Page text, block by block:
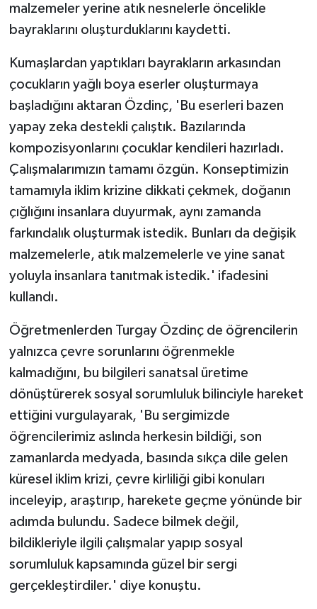
malzemeler yerine atık nesnelerle öncelikle
bayraklarını oluşturduklarını kaydetti.
Kumaşlardan yaptıkları bayrakların arkasından
çocukların yağlı boya eserler oluşturmaya
başladığını aktaran Özdinç, 'Bu eserleri bazen
yapay zeka destekli çalıştık. Bazılarında
kompozisyonlarını çocuklar kendileri hazırladı.
Çalışmalarımızın tamamı özgün. Konseptimizin
tamamıyla iklim krizine dikkati çekmek, doğanın
çığlığını insanlara duyurmak, aynı zamanda
farkındalık oluşturmak istedik. Bunları da değişik
malzemelerle, atık malzemelerle ve yine sanat
yoluyla insanlara tanıtmak istedik.' ifadesini
kullandı.
Öğretmenlerden Turgay Özdinç de öğrencilerin
yalnızca çevre sorunlarını öğrenmekle
kalmadığını, bu bilgileri sanatsal üretime
dönüştürerek sosyal sorumluluk bilinciyle hareket
ettiğini vurgulayarak, 'Bu sergimizde
öğrencilerimiz aslında herkesin bildiği, son
zamanlarda medyada, basında sıkça dile gelen
küresel iklim krizi, çevre kirliliği gibi konuları
inceleyip, araştırıp, harekete geçme yönünde bir
adımda bulundu. Sadece bilmek değil,
bildikleriyle ilgili çalışmalar yapıp sosyal
sorumluluk kapsamında güzel bir sergi
gerçekleştirdiler.' diye konuştu.